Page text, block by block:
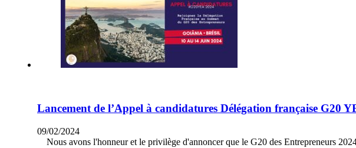
Lancement de l’Appel à candidatures Délégation française G20
09/02/2024
Nous avons l'honneur et le privilège d'annoncer que le G20 des Entrepreneurs